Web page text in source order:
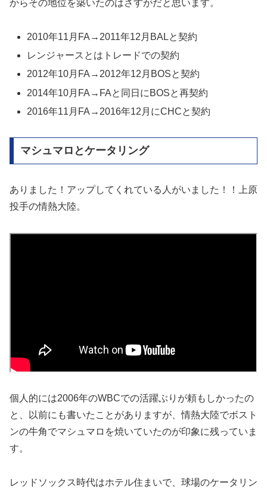
からその地位を築いたのはさすがだと思います。
2010年11月FA→2011年12月BALと契約
レンジャースとはトレードでの契約
2012年10月FA→2012年12月BOSと契約
2014年10月FA→FAと同日にBOSと再契約
2016年11月FA→2016年12月にCHCと契約
マシュマロとケータリング
ありました！アップしてくれている人がいました！！上原
投手の情熱大陸。
個人的には2006年のWBCでの活躍ぶりが頼もしかったの
と、以前にも書いたことがありますが、情熱大陸でボスト
ンの牛角でマシュマロを焼いていたのが印象に残っていま
す。
レッドソックス時代はホテル住まいで、球場のケータリン